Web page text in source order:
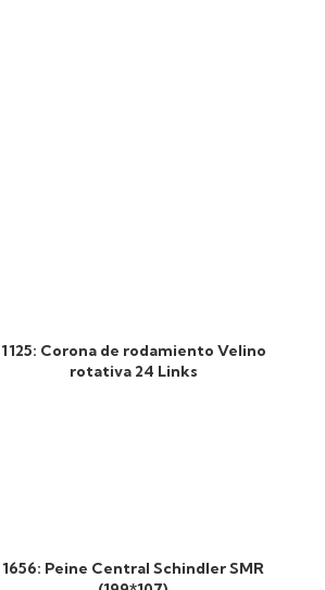
1125: Corona de rodamiento Velino
rotativa 24 Links
1656: Peine Central Schindler SMR